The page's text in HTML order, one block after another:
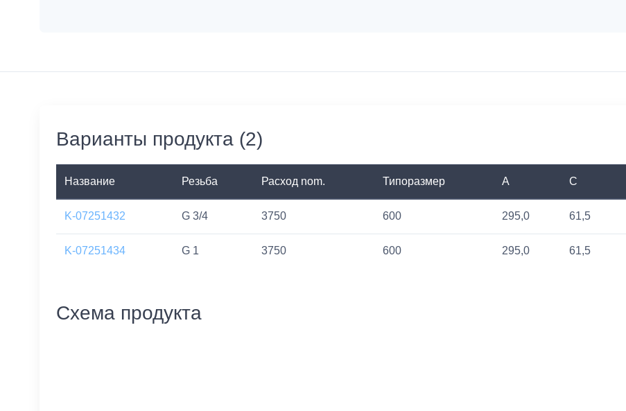
Варианты продукта (2)
Название Резьба Расход nom. Типоразмер A C
K-07251432 G 3/4 3750 600 295,0 61,5
K-07251434 G 1 3750 600 295,0 61,5
Схема продукта